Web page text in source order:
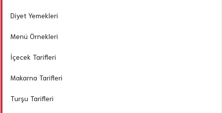
Diyet Yemekleri
Menü Örnekleri
İçecek Tarifleri
Makarna Tarifleri
Turşu Tarifleri